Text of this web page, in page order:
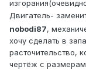
Двигатель-
nobodi87,
хочу сделать в
расточительство,
чертёж с